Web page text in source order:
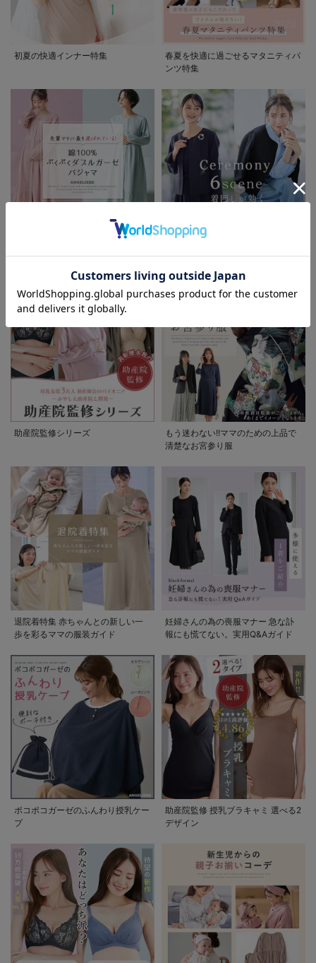
お気に入り商品を確認する
初夏の快適インナー特集
春夏を快適に過ごせるマタニティパ
ンツ特集
ぷくダブルガーゼパジャマシリーズ
セレモニー6シーン
助産院監修シリーズ
もう迷わない!!ママのための上品で
清楚なお宮参り服
退院着特集 赤ちゃんとの新しい一
歩を彩るママの服装ガイド
妊婦さんの為の喪服マナー 急な訃
報にも慌てない。実用Q&Aガイド
ポコポコガーゼのふんわり授乳ケー
プ
助産院監修 授乳ブラキャミ 選べる2
デザイン